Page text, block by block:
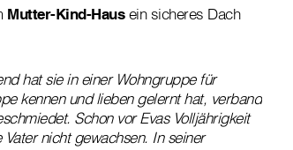
Mutter-Kind-Hausein sicheres Dach
hat sie in einer Wohngruppe für
kennen und lieben gelernt hat, verband
Schon vor Evas Volljährigkeit
nicht gewachsen. In seiner